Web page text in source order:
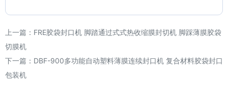
上一篇： FRE胶袋封口机 脚踏通过式式热收缩膜封切机 脚踩薄膜胶袋
切膜机
下一篇： DBF-900多功能自动塑料薄膜连续封口机 复合材料胶袋封口
包装机